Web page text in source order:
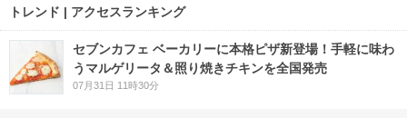
トレンド | アクセスランキング
セブンカフェ ベーカリーに本格ピザ新登場！手軽に味わ
うマルゲリータ＆照り焼きチキンを全国発売
07月31日 11時30分